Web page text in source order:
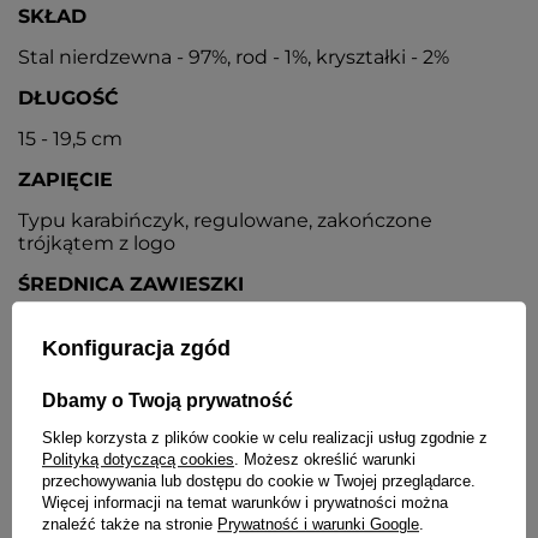
SKŁAD
Stal nierdzewna - 97%, rod - 1%, kryształki - 2%
DŁUGOŚĆ
15 - 19,5 cm
ZAPIĘCIE
Typu karabińczyk, regulowane, zakończone
trójkątem z logo
ŚREDNICA ZAWIESZKI
4,9 g
SZCZEGÓŁOWE DANE
GWARANCJA
Konfiguracja zgód
Dbamy o Twoją prywatność
Sklep korzysta z plików cookie w celu realizacji usług zgodnie z
Polityką dotyczącą cookies. Możesz określić warunki
przechowywania lub dostępu do cookie w Twojej przeglądarce.
Więcej informacji na temat warunków i prywatności można
znaleźć także na stronie Prywatność i warunki Google.